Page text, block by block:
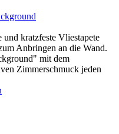
und kratzfeste Vliestapete
Anbringen an die Wand.
mit dem
Zimmerschmuck jeden